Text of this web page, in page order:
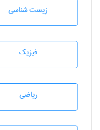
زيست شناسی
فیزیک
رياضی